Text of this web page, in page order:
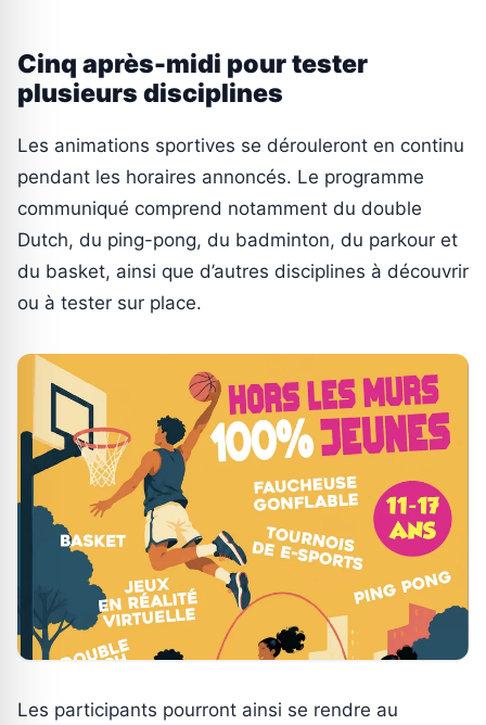
Cinq après-midi pour tester
plusieurs disciplines
Les animations sportives se dérouleront en continu
pendant les horaires annoncés. Le programme
communiqué comprend notamment du double
Dutch, du ping-pong, du badminton, du parkour et
du basket, ainsi que d’autres disciplines à découvrir
ou à tester sur place.
Les participants pourront ainsi se rendre au